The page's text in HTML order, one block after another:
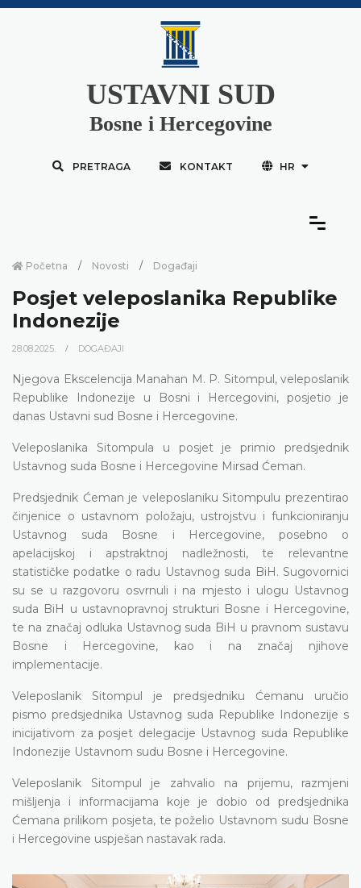
USTAVNI SUD
Bosne i Hercegovine
PRETRAGA KONTAKT HR
Početna Novosti Događaji
Posjet veleposlanika Republike
Indonezije
28.08.2025. DOGAĐAJI
Njegova Ekscelencija Manahan M. P. Sitompul, veleposlanik
Republike Indonezije u Bosni i Hercegovini, posjetio je
danas Ustavni sud Bosne i Hercegovine.
Veleposlanika Sitompula u posjet je primio predsjednik
Ustavnog suda Bosne i Hercegovine Mirsad Ćeman.
Predsjednik Ćeman je veleposlaniku Sitompulu prezentirao
činjenice o ustavnom položaju, ustrojstvu i funkcioniranju
Ustavnog suda Bosne i Hercegovine, posebno o
apelacijskoj i apstraktnoj nadležnosti, te relevantne
statističke podatke o radu Ustavnog suda BiH. Sugovornici
su se u razgovoru osvrnuli i na mjesto i ulogu Ustavnog
suda BiH u ustavnopravnoj strukturi Bosne i Hercegovine,
te na značaj odluka Ustavnog suda BiH u pravnom sustavu
Bosne i Hercegovine, kao i na značaj njihove
implementacije.
Veleposlanik Sitompul je predsjedniku Ćemanu uručio
pismo predsjednika Ustavnog suda Republike Indonezije s
inicijativom za posjet delegacije Ustavnog suda Republike
Indonezije Ustavnom sudu Bosne i Hercegovine.
Veleposlanik Sitompul je zahvalio na prijemu, razmjeni
mišljenja i informacijama koje je dobio od predsjednika
Ćemana prilikom posjeta, te poželio Ustavnom sudu Bosne
i Hercegovine uspješan nastavak rada.